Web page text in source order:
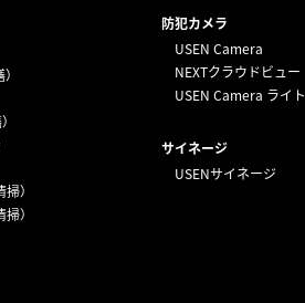
）
）
防犯カメラ
USEN Camera
NEXTクラウドビュー
USEN Camera ライト
サイネージ
USENサイネージ